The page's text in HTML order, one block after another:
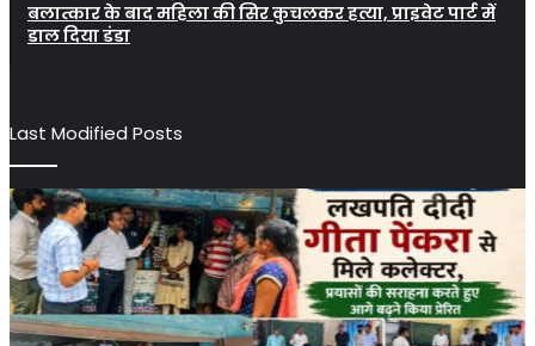
बलात्कार के बाद महिला की सिर कुचलकर हत्या, प्राइवेट पार्ट में
डाल दिया डंडा
Last Modified Posts